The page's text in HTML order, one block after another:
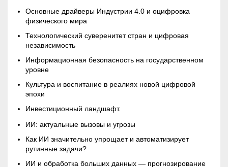
Основные драйверы Индустрии 4.0 и оцифровка
физического мира
Технологический суверенитет стран и цифровая
независимость
Информационная безопасность на государственном
уровне
Культура и воспитание в реалиях новой цифровой
эпохи
Инвестиционный ландшафт.
ИИ: актуальные вызовы и угрозы
Как ИИ значительно упрощает и автоматизирует
рутинные задачи?
ИИ и обработка больших данных — прогнозирование